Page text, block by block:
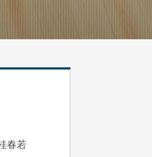
春若